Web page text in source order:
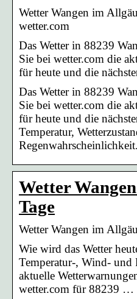
Wetter Wangen im
wetter.com
Das Wetter in 88239
Sie bei wetter.com die
für heute und die
Das Wetter in 88239
Sie bei wetter.com die
für heute und die
Temperatur,
Regenwahrscheinlichkeit.
Wetter
Tage
Wetter Wangen im
Wie wird das Wetter
Temperatur-, Wind- und
aktuelle
wetter.com für 88239 …